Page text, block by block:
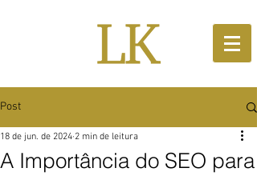
Post
A Importância do SEO para
18 de jun. de 2024 2 min de leitura